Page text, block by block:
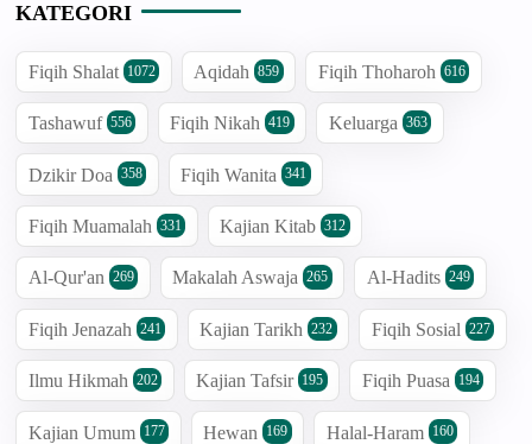
KATEGORI
Fiqih Shalat 1072 Aqidah 859 Fiqih Thoharoh 616
Tashawuf 556 Fiqih Nikah 419 Keluarga 363
Dzikir Doa 358 Fiqih Wanita 341
Fiqih Muamalah 331 Kajian Kitab 312
Al-Qur'an 269 Makalah Aswaja 265 Al-Hadits 249
Fiqih Jenazah 241 Kajian Tarikh 232 Fiqih Sosial 227
Ilmu Hikmah 202 Kajian Tafsir 195 Fiqih Puasa 194
Kajian Umum 177 Hewan 169 Halal-Haram 160